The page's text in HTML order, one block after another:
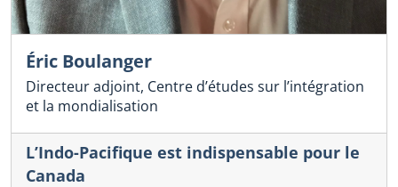
Éric Boulanger
Directeur adjoint, Centre d’études sur l’intégration
et la mondialisation
L’Indo-Pacifique est indispensable pour le
Canada